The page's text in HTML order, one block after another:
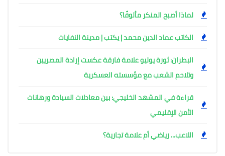
لماذا أصبح المنكر مألوفًا؟
الكاتب عماد الدين محمد | يكتب | مدينة النفايات
البطران: ثورة يوليو علامة فارقة عكست إرادة المصريين
وتلاحم الشعب مع مؤسسته العسكرية
قراءة في المشهد الخليجي: بين معادلات السيادة ورهانات
الأمن الإقليمي
اللاعب... رياضي أم علامة تجارية؟